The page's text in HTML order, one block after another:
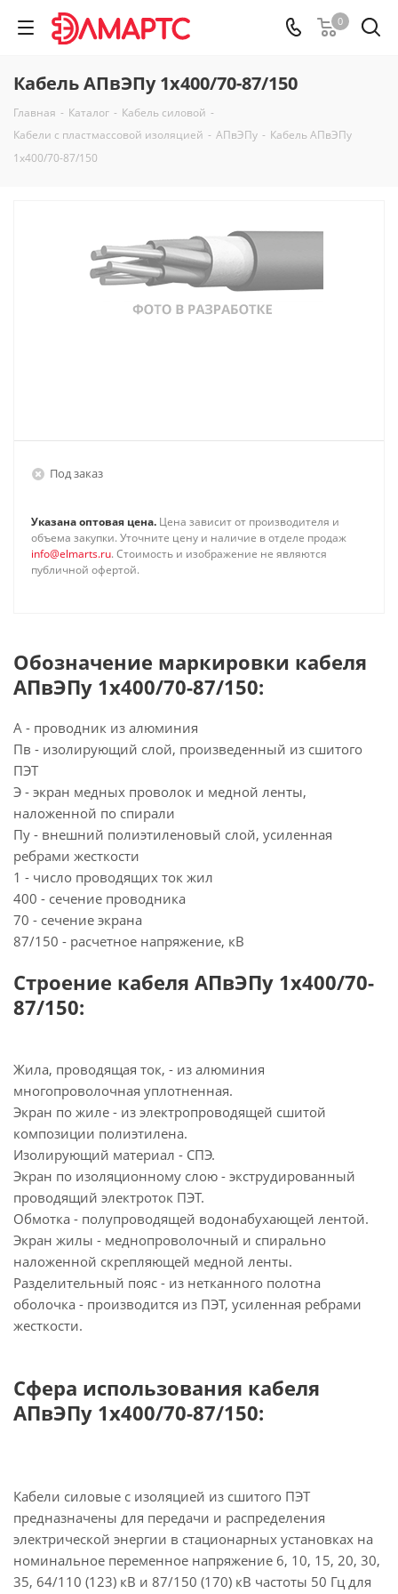
0
Кабель АПвЭПу 1х400/70-87/150
Главная - Каталог - Кабель силовой -
Кабели с пластмассовой изоляцией - АПвЭПу - Кабель АПвЭПу
1х400/70-87/150
Под заказ
Указана оптовая цена. Цена зависит от производителя и
объема закупки. Уточните цену и наличие в отделе продаж
info@elmarts.ru. Стоимость и изображение не являются
публичной офертой.
Обозначение маркировки кабеля
АПвЭПу 1х400/70-87/150:
А - проводник из алюминия
Пв - изолирующий слой, произведенный из сшитого
ПЭТ
Э - экран медных проволок и медной ленты,
наложенной по спирали
Пу - внешний полиэтиленовый слой, усиленная
ребрами жесткости
1 - число проводящих ток жил
400 - сечение проводника
70 - сечение экрана
87/150 - расчетное напряжение, кВ
Строение кабеля АПвЭПу 1х400/70-
87/150:
Жила, проводящая ток, - из алюминия
многопроволочная уплотненная.
Экран по жиле - из электропроводящей сшитой
композиции полиэтилена.
Изолирующий материал - СПЭ.
Экран по изоляционному слою - экструдированный
проводящий электроток ПЭТ.
Обмотка - полупроводящей водонабухающей лентой.
Экран жилы - меднопроволочный и спирально
наложенной скрепляющей медной ленты.
Разделительный пояс - из нетканного полотна
оболочка - производится из ПЭТ, усиленная ребрами
жесткости.
Сфера использования кабеля
АПвЭПу 1х400/70-87/150:
Кабели силовые с изоляцией из сшитого ПЭТ
предназначены для передачи и распределения
электрической энергии в стационарных установках на
номинальное переменное напряжение 6, 10, 15, 20, 30,
35, 64/110 (123) кВ и 87/150 (170) кВ частоты 50 Гц для